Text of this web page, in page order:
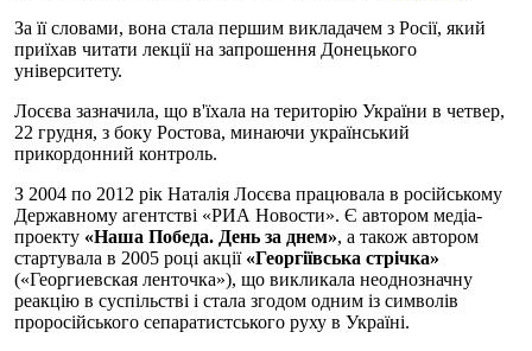
За її словами, вона стала першим викладачем з Росії, який
приїхав читати лекції на запрошення Донецького
університету.
Лосєва зазначила, що в'їхала на територію України в четвер,
22 грудня, з боку Ростова, минаючи український
прикордонний контроль.
З 2004 по 2012 рік Наталія Лосєва працювала в російському
Державному агентстві «РИА Новости». Є автором медіа-
проекту «Наша Победа. День за днем», а також автором
стартувала в 2005 році акції «Георгіївська стрічка»
(«Георгиевская ленточка»), що викликала неоднозначну
реакцію в суспільстві і стала згодом одним із символів
проросійського сепаратистського руху в Україні.